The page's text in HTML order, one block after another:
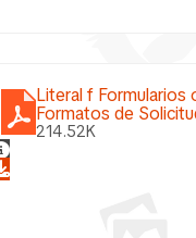
Literal f Formularios
Formatos de
214.52K